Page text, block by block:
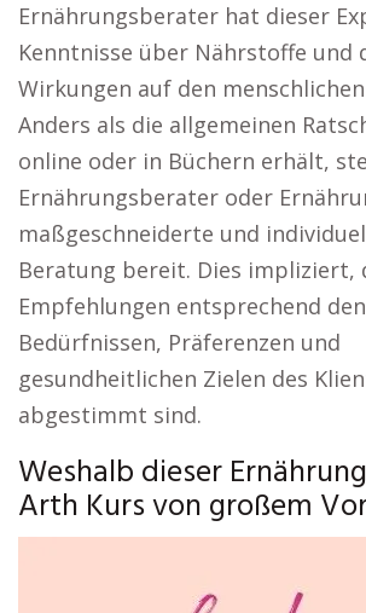
Ernährungsberater hat dieser
Kenntnisse über Nährstoffe und
Wirkungen auf den
Anders als die allgemeinen
online oder in Büchern erhält,
Ernährungsberater oder
maßgeschneiderte und
Beratung bereit. Dies impliziert,
Empfehlungen entsprechend
Bedürfnissen, Präferenzen und
gesundheitlichen Zielen des
abgestimmt sind.
Weshalb dieser
Arth Kurs von großem